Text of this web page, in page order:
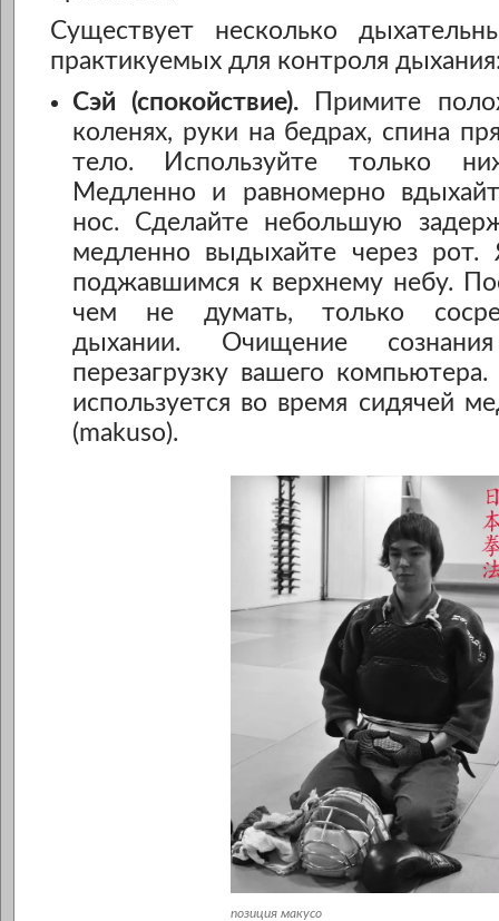
Существует несколько
практикуемых для контроля
Сэй (спокойствие). Примите
коленях, руки на бедрах, спина
тело. Используйте только
Медленно и равномерно
нос. Сделайте небольшую
медленно выдыхайте через рот.
поджавшимся к верхнему небу.
чем не думать, только
дыхании. Очищение
перезагрузку вашего
используется во время сидячей
(makuso).
позиция макусо